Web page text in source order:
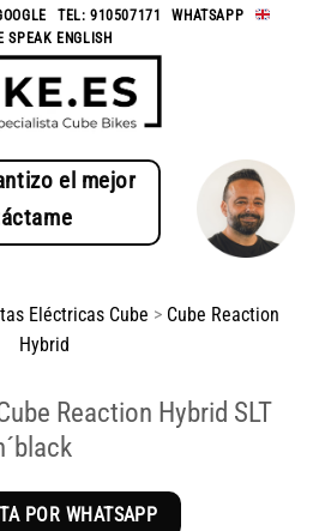
TEL: 910507171 -WHATSAPP
SPEAK ENGLISH
el mejor
Eléctricas Cube > Cube Reaction
Hybrid
Reaction Hybrid SLT
POR WHATSAPP